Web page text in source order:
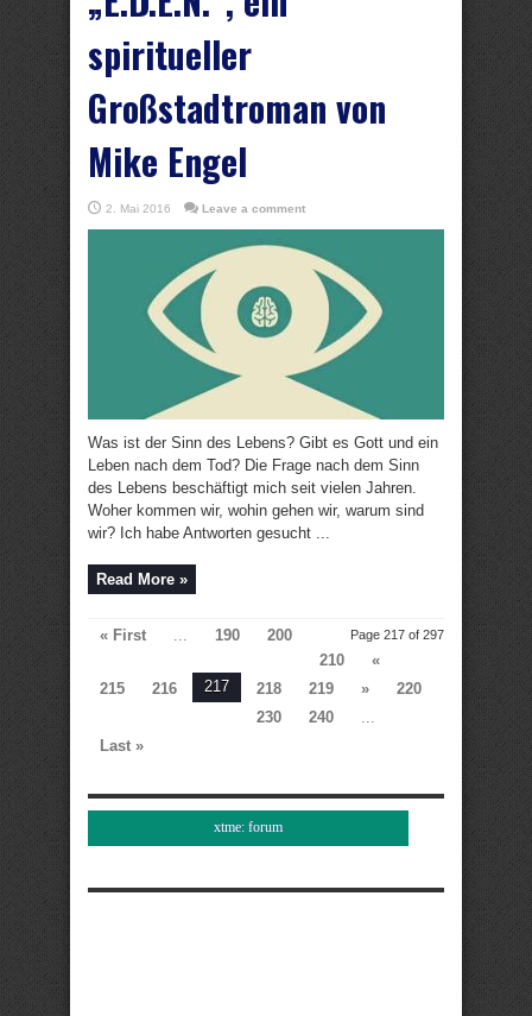
spiritueller
Großstadtroman von
Mike Engel
2. Mai 2016 Leave a comment
Was ist der Sinn des Lebens? Gibt es Gott und ein
Leben nach dem Tod? Die Frage nach dem Sinn
des Lebens beschäftigt mich seit vielen Jahren.
Woher kommen wir, wohin gehen wir, warum sind
wir? Ich habe Antworten gesucht ...
Read More »
Page 217 of 297
« First ... 190
200
210
«
215
216 217 218 219 »
220
230
240
...
Last »
xtme: forum